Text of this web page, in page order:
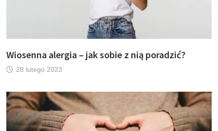
Wiosenna alergia – jak sobie z nią poradzić?
28 lutego 2023